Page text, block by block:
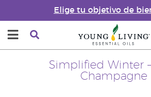
Elige tu objetivo de
Simplified Winter
Champagne